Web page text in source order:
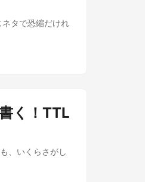
タで恐縮だけれ
く！TTL
、いくらさがし